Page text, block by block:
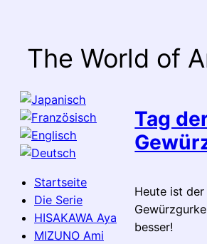
springen
The World of
Startseite
Die Serie
HISAKAWA Aya
MIZUNO Ami
Tag
Heute ist
besser!